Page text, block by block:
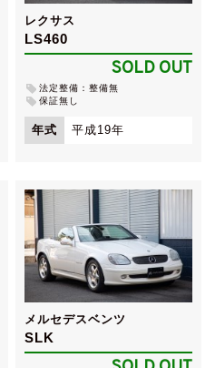
レクサス
LS460
SOLD OUT
法定整備：整備無
保証無し
年式 平成19年
メルセデスベンツ
SLK